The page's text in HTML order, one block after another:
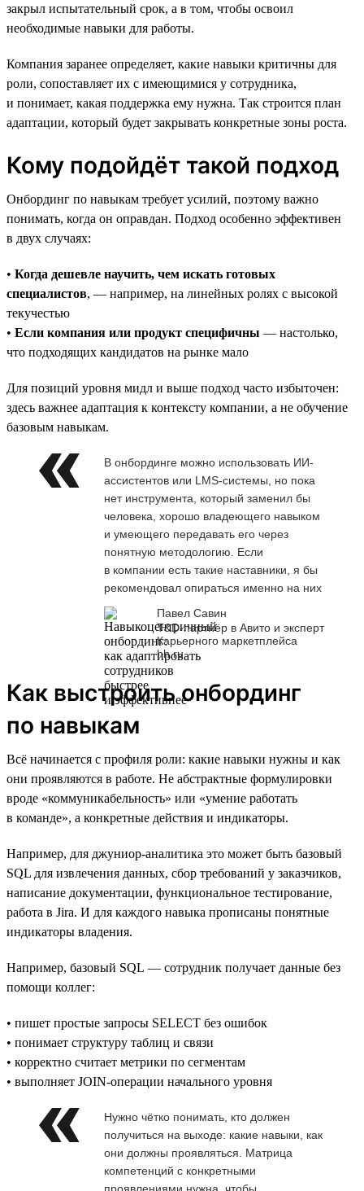
закрыл испытательный срок, а в том, чтобы освоил
необходимые навыки для работы.
Компания заранее определяет, какие навыки критичны для
роли, сопоставляет их с имеющимися у сотрудника,
и понимает, какая поддержка ему нужна. Так строится план
адаптации, который будет закрывать конкретные зоны роста.
Кому подойдёт такой подход
Онбординг по навыкам требует усилий, поэтому важно
понимать, когда он оправдан. Подход особенно эффективен
в двух случаях:
• Когда дешевле научить, чем искать готовых
специалистов, — например, на линейных ролях с высокой
текучестью
• Если компания или продукт специфичны — настолько,
что подходящих кандидатов на рынке мало
Для позиций уровня мидл и выше подход часто избыточен:
здесь важнее адаптация к контексту компании, а не обучение
базовым навыкам.
В онбординге можно использовать ИИ-
ассистентов или LMS-системы, но пока
нет инструмента, который заменил бы
человека, хорошо владеющего навыком
и умеющего передавать его через
понятную методологию. Если
в компании есть такие наставники, я бы
рекомендовал опираться именно на них
Павел Савин
T&D-партнёр в Авито и эксперт
Карьерного маркетплейса
hh.ru
Как выстроить онбординг
по навыкам
Всё начинается с профиля роли: какие навыки нужны и как
они проявляются в работе. Не абстрактные формулировки
вроде «коммуникабельность» или «умение работать
в команде», а конкретные действия и индикаторы.
Например, для джуниор-аналитика это может быть базовый
SQL для извлечения данных, сбор требований у заказчиков,
написание документации, функциональное тестирование,
работа в Jira. И для каждого навыка прописаны понятные
индикаторы владения.
Например, базовый SQL — сотрудник получает данные без
помощи коллег:
• пишет простые запросы SELECT без ошибок
• понимает структуру таблиц и связи
• корректно считает метрики по сегментам
• выполняет JOIN-операции начального уровня
Нужно чётко понимать, кто должен
получиться на выходе: какие навыки, как
они должны проявляться. Матрица
компетенций с конкретными